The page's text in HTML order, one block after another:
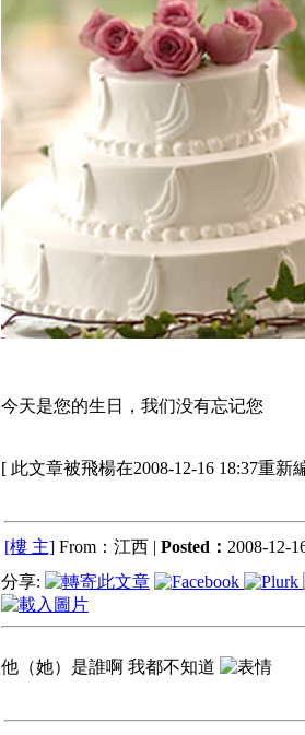
今天是您的生日，我们没有忘记您
[ 此文章被飛楊在2008-12-16 18:37重新
[樓 主] From：江西 | Posted： 2008-12-
分享:
他（她）是誰啊 我都不知道